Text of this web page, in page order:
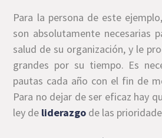
Para la persona de este
son absolutamente necesarias
salud de su organización, y le
grandes por su tiempo. Es
pautas cada año con el fin de
Para no dejar de ser eficaz hay
ley de liderazgo de las